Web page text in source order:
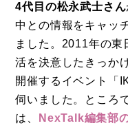
4代目の松永武士さん
中との情報をキャッ
ました。2011年の東
活を決意したきっか
開催するイベント「
伺いました。ところ
は、
NexTalk編集部